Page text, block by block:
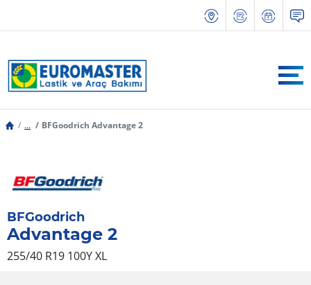
... BFGoodrich Advantage 2
BFGoodrich
Advantage 2
255/40 R19 100YXL